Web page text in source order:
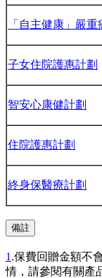
「自主健康」嚴重
子女住院護惠計劃
智安心康健計劃
住院護惠計劃
終身保醫療計劃
備註
1 .保費回贈金額不
情，請參閱有關產